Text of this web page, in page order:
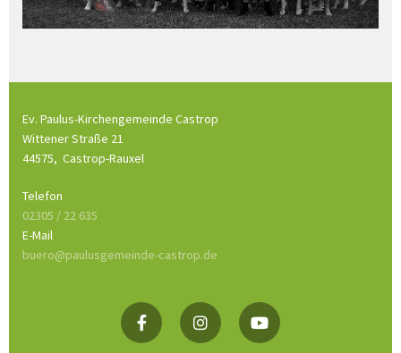
Ev. Paulus-Kirchengemeinde Castrop
Wittener Straße 21
44575, Castrop-Rauxel
Telefon
02305 / 22 635
E-Mail
buero@paulusgemeinde-castrop.de